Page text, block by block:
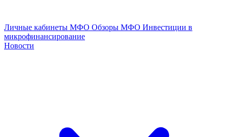
Личные кабинеты МФО Обзоры МФО Инвестиции в
микрофинансирование
Новости